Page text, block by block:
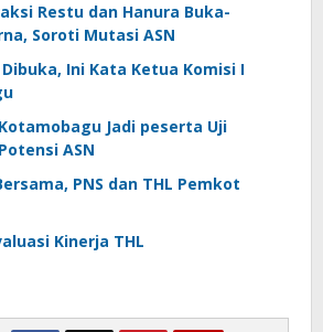
Restu dan Hanura Buka-
Soroti Mutasi ASN
Ini Kata Ketua Komisi I
Jadi peserta Uji
ASN
PNS dan THL Pemkot
Kinerja THL